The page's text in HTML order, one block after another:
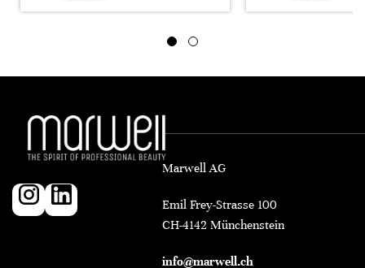
Marwell AG
Emil Frey-Strasse 100
CH-4142 Münchenstein
info@marwell.ch